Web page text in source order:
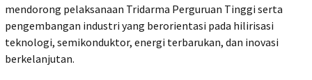
mendorong pelaksanaan Tridarma Perguruan Tinggi serta
pengembangan industri yang berorientasi pada hilirisasi
teknologi, semikonduktor, energi terbarukan, dan inovasi
berkelanjutan.